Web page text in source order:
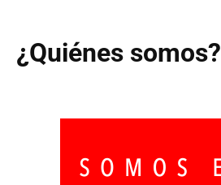
¿Quiénes somos?